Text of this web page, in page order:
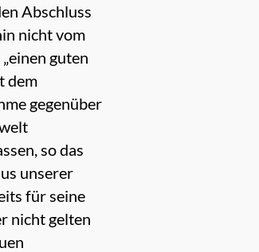
Abschluss
nicht vom
guten
dem
gegenüber
so das
unserer
für seine
nicht gelten